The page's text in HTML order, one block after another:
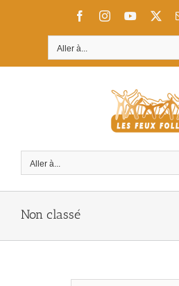
FacebookInstagramYouTube
Aller à...
Aller à...
Non classé